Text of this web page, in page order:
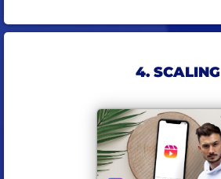
4. SCALING